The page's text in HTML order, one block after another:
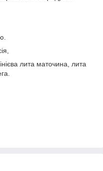
лита маточина, лита